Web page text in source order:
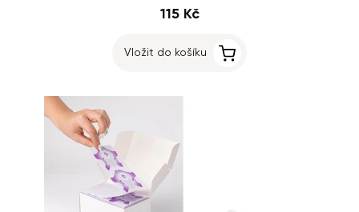
115 Kč
Vložit do košíku